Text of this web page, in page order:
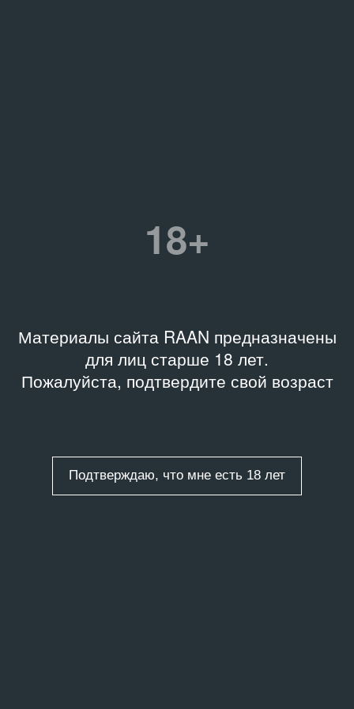
18+
Материалы сайта RAAN предназначены
для лиц старше 18 лет.
Пожалуйста, подтвердите свой возраст
Подтверждаю, что мне есть 18 лет